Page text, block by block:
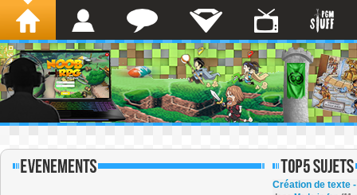
Création de texte